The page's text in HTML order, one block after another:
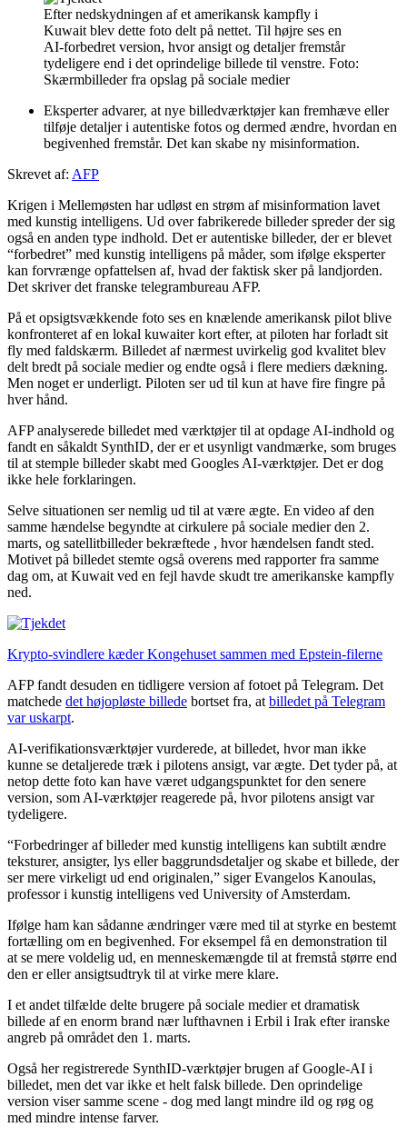
Efter nedskydningen af et amerikansk kampfly i
Kuwait blev dette foto delt på nettet. Til højre ses en
AI-forbedret version, hvor ansigt og detaljer fremstår
tydeligere end i det oprindelige billede til venstre. Foto:
Skærmbilleder fra opslag på sociale medier
Eksperter advarer, at nye billedværktøjer kan fremhæve eller
tilføje detaljer i autentiske fotos og dermed ændre, hvordan en
begivenhed fremstår. Det kan skabe ny misinformation.
Skrevet af: AFP
Krigen i Mellemøsten har udløst en strøm af misinformation lavet
med kunstig intelligens. Ud over fabrikerede billeder spreder der sig
også en anden type indhold. Det er autentiske billeder, der er blevet
“forbedret” med kunstig intelligens på måder, som ifølge eksperter
kan forvrænge opfattelsen af, hvad der faktisk sker på landjorden.
Det skriver det franske telegrambureau AFP.
På et opsigtsvækkende foto ses en knælende amerikansk pilot blive
konfronteret af en lokal kuwaiter kort efter, at piloten har forladt sit
fly med faldskærm. Billedet af nærmest uvirkelig god kvalitet blev
delt bredt på sociale medier og endte også i flere mediers dækning.
Men noget er underligt. Piloten ser ud til kun at have fire fingre på
hver hånd.
AFP analyserede billedet med værktøjer til at opdage AI-indhold og
fandt en såkaldt SynthID, der er et usynligt vandmærke, som bruges
til at stemple billeder skabt med Googles AI-værktøjer. Det er dog
ikke hele forklaringen.
Selve situationen ser nemlig ud til at være ægte. En video af den
samme hændelse begyndte at cirkulere på sociale medier den 2.
marts, og satellitbilleder bekræftede , hvor hændelsen fandt sted.
Motivet på billedet stemte også overens med rapporter fra samme
dag om, at Kuwait ved en fejl havde skudt tre amerikanske kampfly
ned.
Krypto-svindlere kæder Kongehuset sammen med Epstein-filerne
AFP fandt desuden en tidligere version af fotoet på Telegram. Det
matchede det højopløste billede bortset fra, at billedet på Telegram
var uskarpt.
AI-verifikationsværktøjer vurderede, at billedet, hvor man ikke
kunne se detaljerede træk i pilotens ansigt, var ægte. Det tyder på, at
netop dette foto kan have været udgangspunktet for den senere
version, som AI-værktøjer reagerede på, hvor pilotens ansigt var
tydeligere.
“Forbedringer af billeder med kunstig intelligens kan subtilt ændre
teksturer, ansigter, lys eller baggrundsdetaljer og skabe et billede, der
ser mere virkeligt ud end originalen,” siger Evangelos Kanoulas,
professor i kunstig intelligens ved University of Amsterdam.
Ifølge ham kan sådanne ændringer være med til at styrke en bestemt
fortælling om en begivenhed. For eksempel få en demonstration til
at se mere voldelig ud, en menneskemængde til at fremstå større end
den er eller ansigtsudtryk til at virke mere klare.
I et andet tilfælde delte brugere på sociale medier et dramatisk
billede af en enorm brand nær lufthavnen i Erbil i Irak efter iranske
angreb på området den 1. marts.
Også her registrerede SynthID-værktøjer brugen af Google-AI i
billedet, men det var ikke et helt falsk billede. Den oprindelige
version viser samme scene - dog med langt mindre ild og røg og
med mindre intense farver.